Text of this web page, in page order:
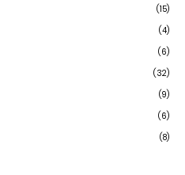
(15)
(4)
(6)
(32)
(9)
(6)
(8)